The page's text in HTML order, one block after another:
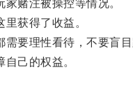
赌注被操控等情况。
获得了收益。
要理性看待，不要盲目
己的权益。